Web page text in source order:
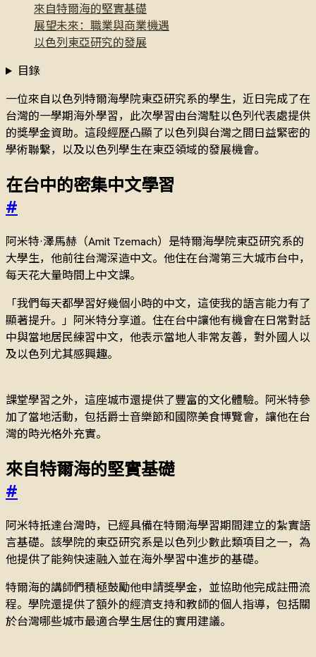
來自特爾海的堅實基礎
展望未來：職業與商業機遇
以色列東亞研究的發展
目錄
一位來自以色列特爾海學院東亞研究系的學生，近日完成了在
台灣的一學期海外學習，此次學習由台灣駐以色列代表處提供
的獎學金資助。這段經歷凸顯了以色列與台灣之間日益緊密的
學術聯繫，以及以色列學生在東亞領域的發展機會。
在台中的密集中文學習
#
阿米特·澤馬赫（Amit Tzemach）是特爾海學院東亞研究系的
大學生，他前往台灣深造中文。他住在台灣第三大城市台中，
每天花大量時間上中文課。
「我們每天都學習好幾個小時的中文，這使我的語言能力有了
顯著提升。」阿米特分享道。住在台中讓他有機會在日常對話
中與當地居民練習中文，他表示當地人非常友善，對外國人以
及以色列尤其感興趣。
課堂學習之外，這座城市還提供了豐富的文化體驗。阿米特參
加了當地活動，包括爵士音樂節和國際美食博覽會，讓他在台
灣的時光格外充實。
來自特爾海的堅實基礎
#
阿米特抵達台灣時，已經具備在特爾海學習期間建立的紮實語
言基礎。該學院的東亞研究系是以色列少數此類項目之一，為
他提供了能夠快速融入並在海外學習中進步的基礎。
特爾海的講師們積極鼓勵他申請獎學金，並協助他完成註冊流
程。學院還提供了額外的經濟支持和教師的個人指導，包括關
於台灣哪些城市最適合學生居住的實用建議。